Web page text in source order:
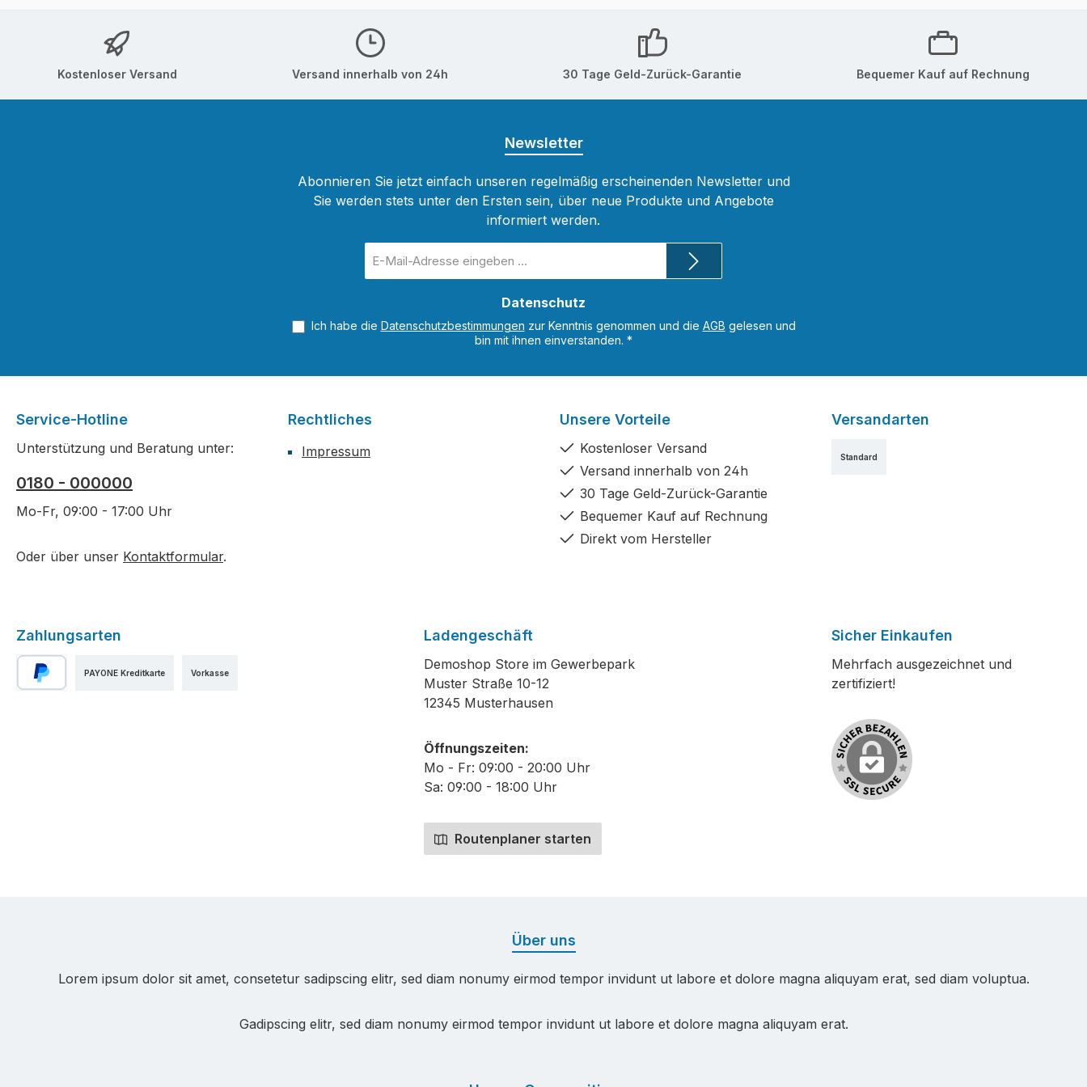
Kostenloser Versand Versand innerhalb von 24h 30 Tage Geld-Zurück-Garantie Bequemer Kauf auf Rechnung
Newsletter
Abonnieren Sie jetzt einfach unseren regelmäßig erscheinenden Newsletter und
Sie werden stets unter den Ersten sein, über neue Produkte und Angebote
informiert werden.
Mail-
Datenschutz
Ich habe die Datenschutzbestimmungen zur Kenntnis genommen und die AGB gelesen und
bin mit ihnen einverstanden. *
Service-Hotline
Unterstützung und Beratung unter:
0180 - 000000
Mo-Fr, 09:00 - 17:00 Uhr
Oder über unser Kontaktformular.
Rechtliches
Impressum
Unsere Vorteile
Kostenloser Versand
Versand innerhalb von 24h
30 Tage Geld-Zurück-Garantie
Bequemer Kauf auf Rechnung
Direkt vom Hersteller
Versandarten
Standard
Zahlungsarten
Vorkasse
PAYONE Kreditkarte
Ladengeschäft
Demoshop Store im Gewerbepark
Muster Straße 10-12
12345 Musterhausen
Öffnungszeiten:
Mo - Fr: 09:00 - 20:00 Uhr
Sa: 09:00 - 18:00 Uhr
Routenplaner starten
Sicher Einkaufen
Mehrfach ausgezeichnet und
zertifiziert!
Über uns
Lorem ipsum dolor sit amet, consetetur sadipscing elitr, sed diam nonumy eirmod tempor invidunt ut labore et dolore magna aliquyam erat, sed diam voluptua.
Gadipscing elitr, sed diam nonumy eirmod tempor invidunt ut labore et dolore magna aliquyam erat.